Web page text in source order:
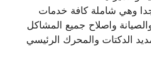
جدا وهي شاملة كافة خدمات
واصلاح جميع المشاكل
الدكتات والمحرك الرئيسي